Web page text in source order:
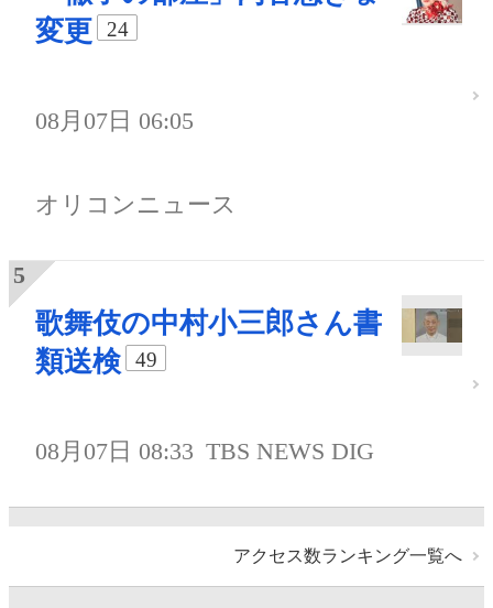
変更
24
08月07日 06:05
オリコンニュース
歌舞伎の中村小三郎さん書
類送検
49
08月07日 08:33 TBS NEWS DIG
アクセス数ランキング一覧へ